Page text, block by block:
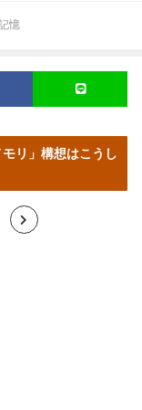
憶
リ」構想はこうし
>